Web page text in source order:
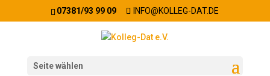
07381/93 99 09 INFO@KOLLEG-DAT.DE
Seite wählen